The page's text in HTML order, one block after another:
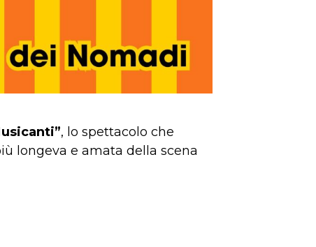
, lo spettacolo che
longeva e amata della scena